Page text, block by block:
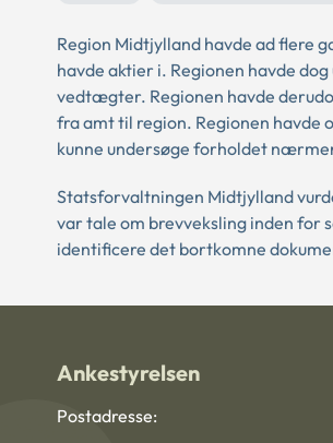
Region Midtjylland havde ad flere
havde aktier i. Regionen havde
vedtægter. Regionen havde
fra amt til region. Regionen havde
kunne undersøge forholdet
Statsforvaltningen Midtjylland
var tale om brevveksling inden
identificere det bortkomne
Ankestyrelsen
Postadresse: